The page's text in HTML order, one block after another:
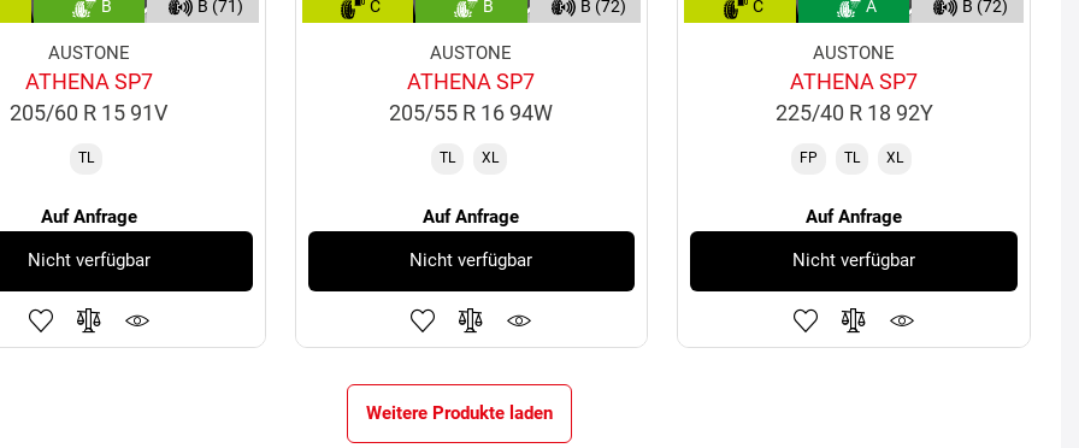
B B (71)
AUSTONE
ATHENA SP7
205/60 R 15 91V
TL
Auf Anfrage
Nicht verfügbar
C B B (72)
AUSTONE
ATHENA SP7
205/55 R 16 94W
TL XL
Auf Anfrage
Nicht verfügbar
C A B (72)
AUSTONE
ATHENA SP7
225/40 R 18 92Y
FP TL XL
Auf Anfrage
Nicht verfügbar
Weitere Produkte laden